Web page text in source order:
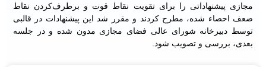
مجازی پیشنهاداتی را برای تقویت نقاط قوت و برطرف‌کردن نقاط
ضعف احصاء شده، مطرح کردند و مقرر شد این پیشنهادات در قالبی
توسط دبیرخانه شورای عالی فضای مجازی مدون شده و در جلسه
بعدی، بررسی و تصویب شود.